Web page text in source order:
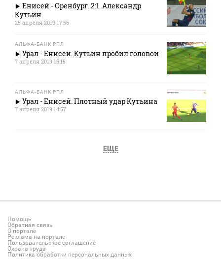
Енисей - Оренбург. 2:1. Александр
Кутьин
25 апреля 2019 17:56
АЛЬФА-БАНК РПЛ
Урал - Енисей. Кутьин пробил головой
7 апреля 2019 15:15
АЛЬФА-БАНК РПЛ
Урал - Енисей. Плотный удар Кутьина
7 апреля 2019 14:57
ЕЩЕ
Помощь
Обратная связь
О портале
Реклама на портале
Пользовательское соглашение
Охрана труда
Политика обработки персональных данных